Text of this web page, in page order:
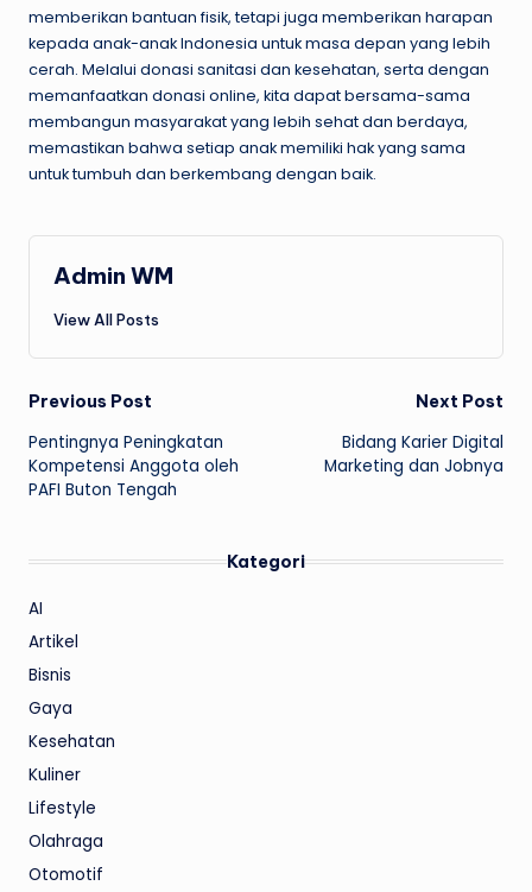
memberikan bantuan fisik, tetapi juga memberikan harapan
kepada anak-anak Indonesia untuk masa depan yang lebih
cerah. Melalui donasi sanitasi dan kesehatan, serta dengan
memanfaatkan donasi online, kita dapat bersama-sama
membangun masyarakat yang lebih sehat dan berdaya,
memastikan bahwa setiap anak memiliki hak yang sama
untuk tumbuh dan berkembang dengan baik.
Admin WM
View All Posts
Post
navigation
Previous Post
Pentingnya Peningkatan
Kompetensi Anggota oleh
PAFI Buton Tengah
Next Post
Bidang Karier Digital
Marketing dan Jobnya
Kategori
AI
Artikel
Bisnis
Gaya
Kesehatan
Kuliner
Lifestyle
Olahraga
Otomotif